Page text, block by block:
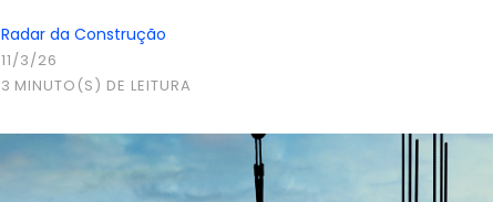
Radar da Construção
11/3/26
3 MINUTO(S) DE LEITURA